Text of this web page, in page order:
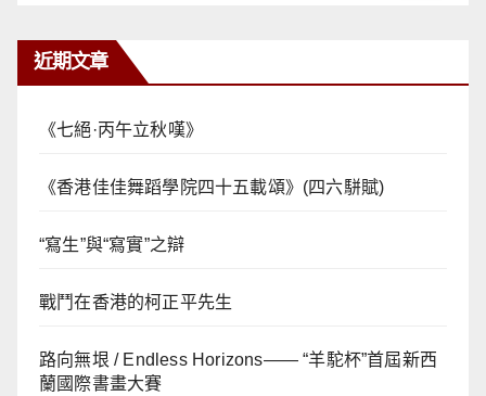
近期文章
《七絕·丙午立秋嘆》
《香港佳佳舞蹈學院四十五載頌》(四六駢賦)
“寫生”與“寫實”之辯
戰鬥在香港的柯正平先生
路向無垠 / Endless Horizons—— “羊駝杯”首屆新西
蘭國際書畫大賽